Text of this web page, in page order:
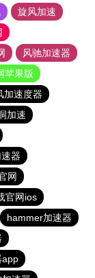
旋风加速
风驰加速器
苹果版
加速度器
加速
器
网
官网ios
hammer加速器
app